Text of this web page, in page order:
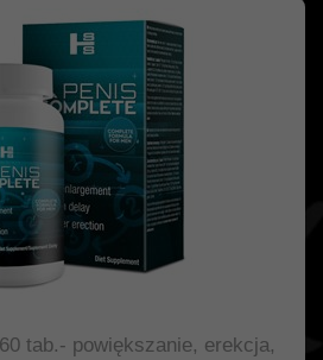
tab.- powiększanie, erekcja,